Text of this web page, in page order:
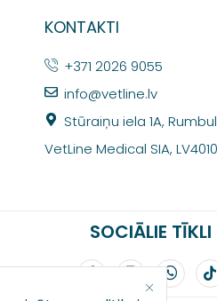
KONTAKTI
+371 2026 9055
info@vetline.lv
Stūraiņu iela 1A,
VetLine Medical SIA,
SOCIĀLIE TĪKLI